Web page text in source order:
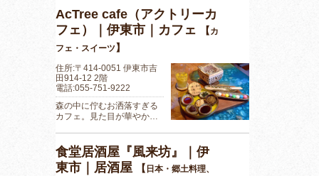
AcTree cafe（アクトリーカ
フェ）｜伊東市｜カフェ
【カ
フェ・スイーツ 】
住所:〒414-0051 伊東市吉
田914-12 2階
電話:055-751-9222
森の中に佇むお洒落すぎる
カフェ。見た目が華やか…
食堂居酒屋『風来坊』｜伊
東市｜居酒屋
【 日本・郷土料理、